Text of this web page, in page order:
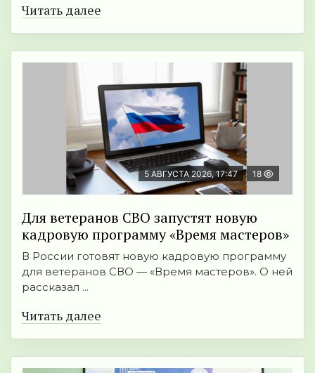
Читать далее
5 АВГУСТА 2026, 17:47 18
Для ветеранов СВО запустят новую
кадровую программу «Время мастеров»
В России готовят новую кадровую программу
для ветеранов СВО — «Время мастеров». О ней
рассказал ...
Читать далее